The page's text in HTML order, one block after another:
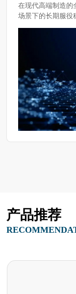
在现代高端制造的
场景下的长期服役
产品推荐